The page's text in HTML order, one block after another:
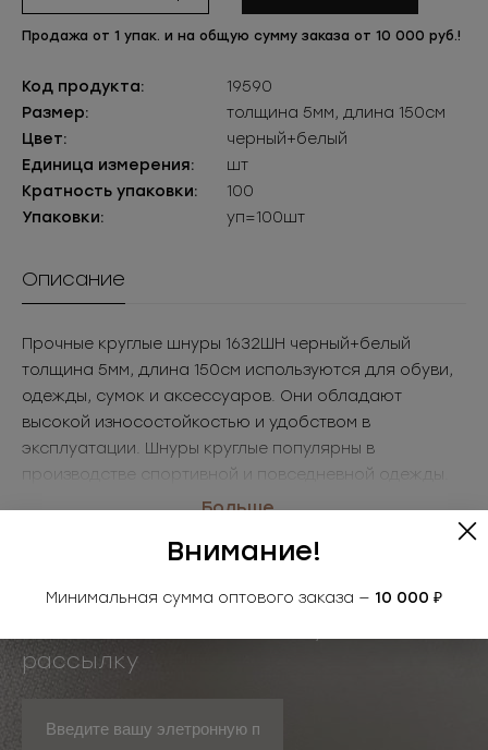
Продажа от 1 упак. и на общую сумму заказа от 10 000 руб.!
Код продукта:
19590
Размер:
толщина 5мм, длина 150см
Цвет:
черный+белый
Единица измерения:
шт
Кратность упаковки:
100
Упаковки:
уп=100шт
Описание
Прочные круглые шнуры 1632ШН черный+белый
толщина 5мм, длина 150см используются для обуви,
одежды, сумок и аксессуаров. Они обладают
высокой износостойкостью и удобством в
эксплуатации. Шнуры круглые популярны в
производстве спортивной и повседневной одежды.
Sergio Stefano предлагает шнуры оптом в разных
• Размер: толщина 5мм, длина 150см
Применение: обувь, одежда, сумки
Больше...
рассылку
Внимание!
Минимальная сумма оптового заказа — 10 000 ₽